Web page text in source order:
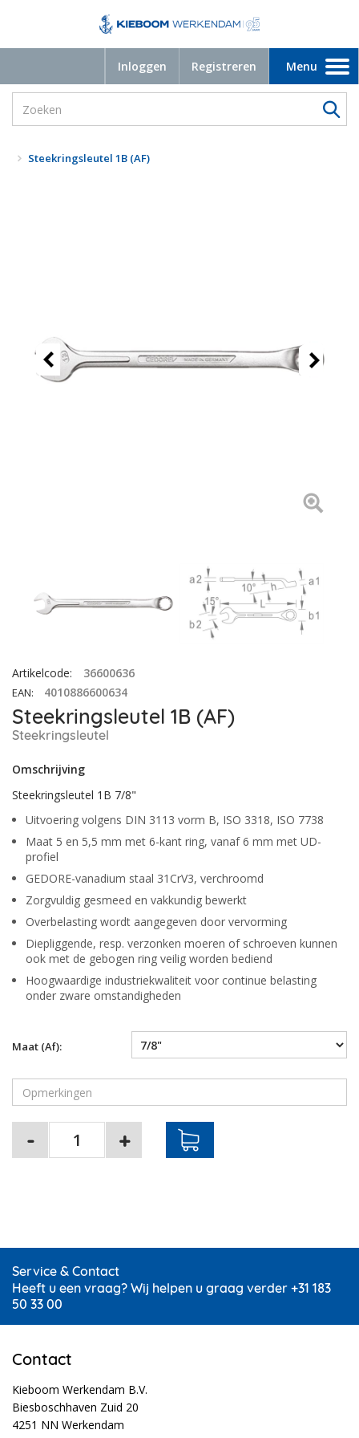
Inloggen Registreren
Toggle
navigation
Menu
Steekringsleutel 1B (AF)
Artikelcode: 36600636
EAN: 4010886600634
Steekringsleutel 1B (AF)
Steekringsleutel
Omschrijving
Steekringsleutel 1B 7/8"
Uitvoering volgens DIN 3113 vorm B, ISO 3318, ISO 7738
Maat 5 en 5,5 mm met 6-kant ring, vanaf 6 mm met UD-
profiel
GEDORE-vanadium staal 31CrV3, verchroomd
Zorgvuldig gesmeed en vakkundig bewerkt
Overbelasting wordt aangegeven door vervorming
Diepliggende, resp. verzonken moeren of schroeven kunnen
ook met de gebogen ring veilig worden bediend
Hoogwaardige industriekwaliteit voor continue belasting
onder zware omstandigheden
Maat (Af):
Service & Contact
Heeft u een vraag? Wij helpen u graag verder +31 183
50 33 00
Contact
Kieboom Werkendam B.V.
Biesboschhaven Zuid 20
4251 NN Werkendam